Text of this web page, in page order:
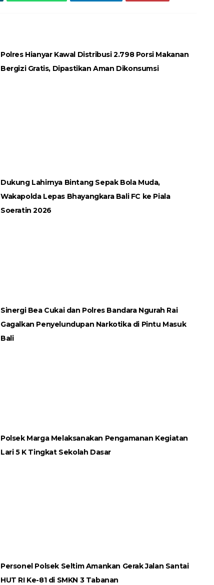
Polres Hianyar Kawal Distribusi 2.798 Porsi Makanan
Bergizi Gratis, Dipastikan Aman Dikonsumsi
Dukung Lahirnya Bintang Sepak Bola Muda,
Wakapolda Lepas Bhayangkara Bali FC ke Piala
Soeratin 2026
Sinergi Bea Cukai dan Polres Bandara Ngurah Rai
Gagalkan Penyelundupan Narkotika di Pintu Masuk
Bali
Polsek Marga Melaksanakan Pengamanan Kegiatan
Lari 5 K Tingkat Sekolah Dasar
Personel Polsek Seltim Amankan Gerak Jalan Santai
HUT RI Ke-81 di SMKN 3 Tabanan